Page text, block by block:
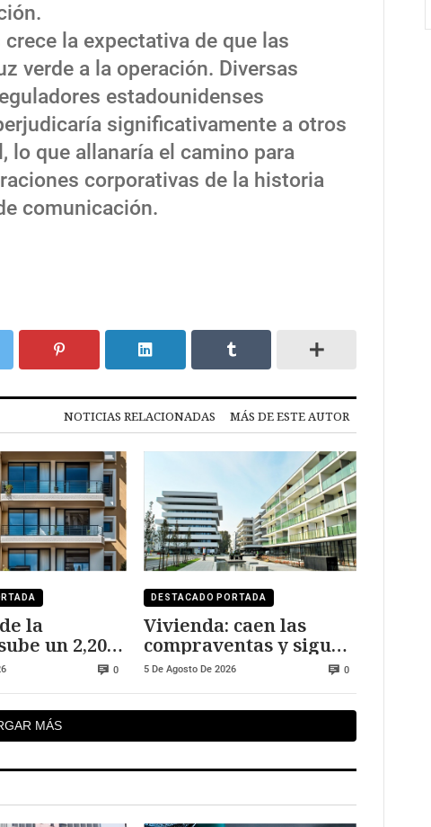
la expectativa de que las
verde a la operación. Diversas
estadounidenses
significativamente a otros
lo que allanaría el camino para
corporativas de la historia
comunicación.
NOTICIAS RELACIONADAS MÁS DE ESTE AUTOR
la
un 2,20%
pasado 0
DESTACADO PORTADA
Vivienda: caen las
compraventas y siguen
subiendo los precios
5 De Agosto De 2026 0
MÁS